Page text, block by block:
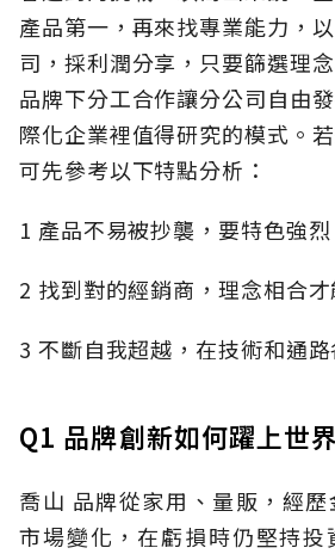
產品第一，再來找專業能力，
司，採利潤分享，只要篩選理
品牌下分工合作讓分公司自由
際化企業裡值得研究的模式。
可先參考以下特點分析：
1 產品不易被抄襲，要特色強
2 找到對的經銷商，理念相合
3 不斷自我超越，在技術和通
Q1 品牌創新如何躍上世
喬山 品牌從家用、量販，經
市場變化，在虧損時仍堅持投